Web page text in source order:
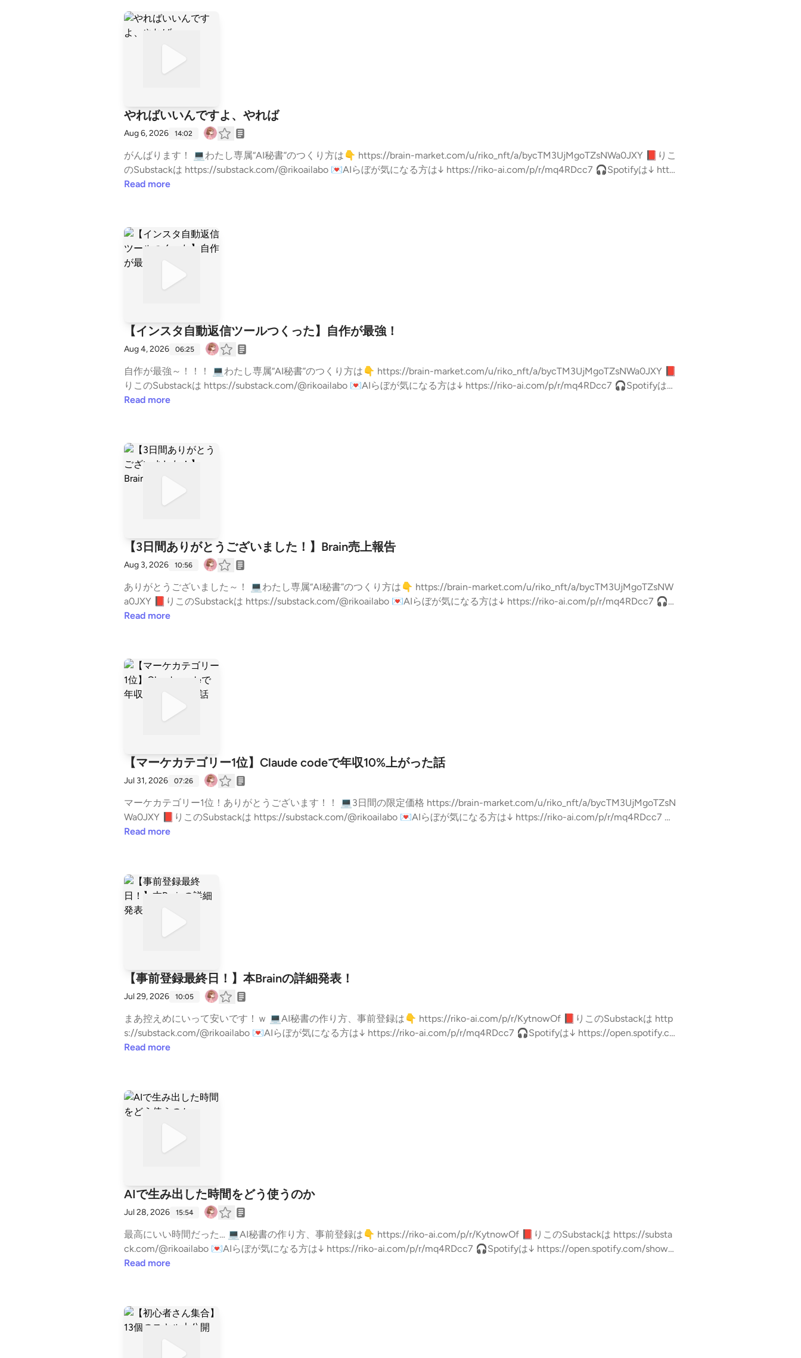
やればいいんですよ、やれば
Aug 6, 2026 14:02
がんばります！ 💻わたし専属“AI秘書”のつくり方は👇 https://brain-market.com/u/riko_nft/a/bycTM3UjMgoTZsNWa0JXY 📕りこ
のSubstackは https://substack.com/@rikoailabo 💌AIらぼが気になる方は↓ https://riko-ai.com/p/r/mq4RDcc7 🎧Spotifyは↓ http
s://open.spotify.com/show/5ev4HxuUmy0HAaIDszzlqx?si=DdIGbdu1Q-u96u-6v8BqhA 🌈スタエフメンバーシップ限定放送は↓ h
https://stand.fm/channels/647e7ece590eb774d1755c07
Read more
【インスタ自動返信ツールつくった】自作が最強！
Aug 4, 2026 06:25
自作が最強～！！！ 💻わたし専属“AI秘書”のつくり方は👇 https://brain-market.com/u/riko_nft/a/bycTM3UjMgoTZsNWa0JXY 📕
りこのSubstackは https://substack.com/@rikoailabo 💌AIらぼが気になる方は↓ https://riko-ai.com/p/r/mq4RDcc7 🎧Spotifyは↓
https://open.spotify.com/show/5ev4HxuUmy0HAaIDszzlqx?si=DdIGbdu1Q-u96u-6v8BqhA 🌈スタエフメンバーシップ限定放送
ます。 https://stand.fm/channels/647e7ece590eb774d1755c07
Read more
【3日間ありがとうございました！】Brain売上報告
Aug 3, 2026 10:56
ありがとうございました～！ 💻わたし専属“AI秘書”のつくり方は👇 https://brain-market.com/u/riko_nft/a/bycTM3UjMgoTZsNW
a0JXY 📕りこのSubstackは https://substack.com/@rikoailabo 💌AIらぼが気になる方は↓ https://riko-ai.com/p/r/mq4RDcc7 🎧S
potifyは↓ https://open.spotify.com/show/5ev4HxuUmy0HAaIDszzlqx?si=DdIGbdu1Q-u96u-6v8BqhA 🌈スタエフメンバーシップ
信ができます。 https://stand.fm/channels/647e7ece590eb774d1755c07
Read more
【マーケカテゴリー1位】Claude codeで年収10%上がった話
Jul 31, 2026 07:26
マーケカテゴリー1位！ありがとうございます！！ 💻3日間の限定価格 https://brain-market.com/u/riko_nft/a/bycTM3UjMgoTZsN
Wa0JXY 📕りこのSubstackは https://substack.com/@rikoailabo 💌AIらぼが気になる方は↓ https://riko-ai.com/p/r/mq4RDcc7 🎧
Spotifyは↓ https://open.spotify.com/show/5ev4HxuUmy0HAaIDszzlqx?si=DdIGbdu1Q-u96u-6v8BqhA 🌈スタエフメンバーシッ
送信ができます。 https://stand.fm/channels/647e7ece590eb774d1755c07
Read more
【事前登録最終日！】本Brainの詳細発表！
Jul 29, 2026 10:05
まあ控えめにいって安いです！ｗ 💻AI秘書の作り方、事前登録は👇 https://riko-ai.com/p/r/KytnowOf 📕りこのSubstackは http
s://substack.com/@rikoailabo 💌AIらぼが気になる方は↓ https://riko-ai.com/p/r/mq4RDcc7 🎧Spotifyは↓ https://open.spotify.co
m/show/5ev4HxuUmy0HAaIDszzlqx?si=DdIGbdu1Q-u96u-6v8BqhA 🌈スタエフメンバーシップ限定放送は↓ https://stand.fm/epi
hannels/647e7ece590eb774d1755c07
Read more
AIで生み出した時間をどう使うのか
Jul 28, 2026 15:54
最高にいい時間だった… 💻AI秘書の作り方、事前登録は👇 https://riko-ai.com/p/r/KytnowOf 📕りこのSubstackは https://substa
ck.com/@rikoailabo 💌AIらぼが気になる方は↓ https://riko-ai.com/p/r/mq4RDcc7 🎧Spotifyは↓ https://open.spotify.com/show/5
ev4HxuUmy0HAaIDszzlqx?si=DdIGbdu1Q-u96u-6v8BqhA 🌈スタエフメンバーシップ限定放送は↓ https://stand.fm/episodes/67f
7e7ece590eb774d1755c07
Read more